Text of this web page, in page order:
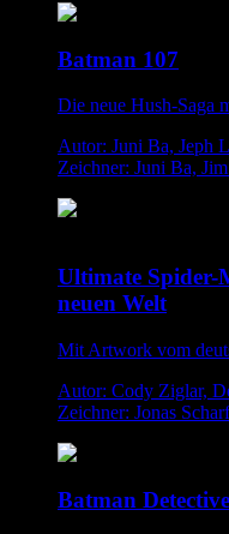
Batman 107
Die neue Hush-Saga
Autor: Juni Ba, Jeph
Zeichner: Juni Ba,
Ultimate Spider-
neuen Welt
Mit Artwork vom
Autor: Cody Ziglar,
Zeichner: Jonas Scharf
Batman